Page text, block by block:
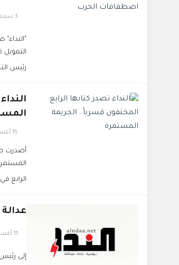
3 سبتمبر 2025
رئيس
15 أغسطس 2025
أصدرت
الرابع
11 أغسطس 2025
إلى